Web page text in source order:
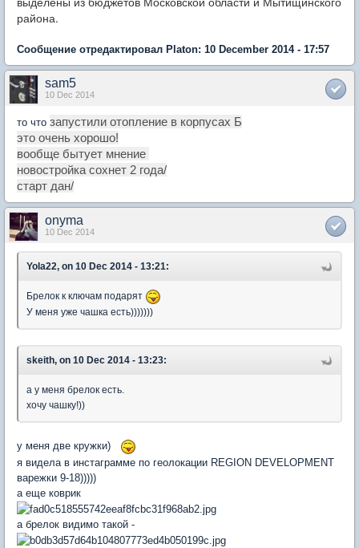
района.
Сообщение отредактировал Platon: 10 December 2014 - 17:57
sam5
10 Dec 2014
то что запустили отопление в корпусах Б
это очень хорошо!
вообще бытует мнение
новостройка сохнет 2 года/
старт дан/
onyma
10 Dec 2014
Yola22, on 10 Dec 2014 - 13:21:
Брелок к ключам подарят
У меня уже чашка есть)))))))
skeith, on 10 Dec 2014 - 13:23:
а у меня брелок есть.
хочу чашку!))
у меня две кружки)
я видела в инстаграмме по геолокации REGION DEVELOPMENT
варежки 9-18)))))
а еще коврик
а брелок видимо такой -